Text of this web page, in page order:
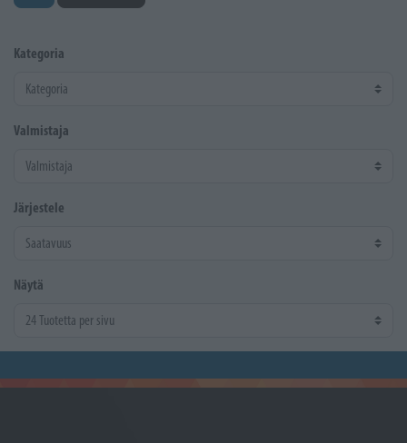
Kategoria
Valmistaja
Järjestele
Näytä